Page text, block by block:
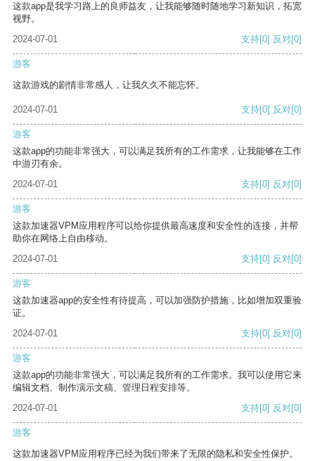
这款app是我学习路上的良师益友，让我能够随时随地学习新知识，拓宽
视野。
2024-07-01
支持[0] 反对[0]
游客
这款游戏的剧情非常感人，让我久久不能忘怀。
2024-07-01 支持[0] 反对[0]
游客
这款app的功能非常强大，可以满足我所有的工作需求，让我能够在工作
中游刃有余。
2024-07-01
支持[0] 反对[0]
游客
这款加速器VPM应用程序可以给你提供最高速度和安全性的连接，并帮
助你在网络上自由移动。
2024-07-01
支持[0] 反对[0]
游客
这款加速器app的安全性有待提高，可以加强防护措施，比如增加双重验
证。
2024-07-01
支持[0] 反对[0]
游客
这款app的功能非常强大，可以满足我所有的工作需求。我可以使用它来
编辑文档、制作演示文稿、管理日程安排等。
2024-07-01
支持[0] 反对[0]
游客
这款加速器VPM应用程序已经为我们带来了无限的隐私和安全性保护。